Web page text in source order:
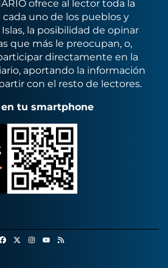
ofrece al lector toda la
uno de los pueblos y
la posibilidad de opinar
que más le preocupan, o,
directamente en la
aportando la información
con el resto de lectores.
tu smartphone
FacebookInstagram